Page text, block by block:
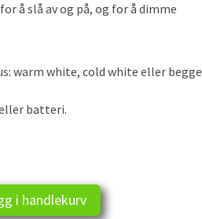
å slå av og på, og for å dimme
warm white, cold white eller begge
batteri.
i handlekurv